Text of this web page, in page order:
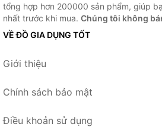
tổng hợp hơn 200000 sản phẩm, giúp
nhất trước khi mua. Chúng tôi không
VỀ ĐỒ GIA DỤNG TỐT
Giới thiệu
Chính sách bảo mật
Điều khoản sử dụng